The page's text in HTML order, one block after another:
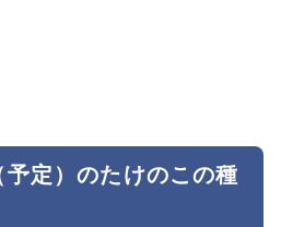
定）のたけのこの種